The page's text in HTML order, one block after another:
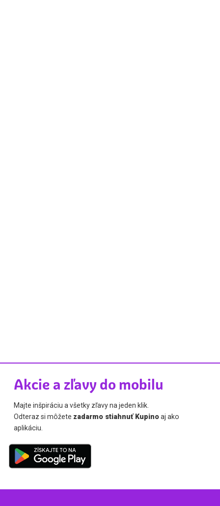
Akcie a zľavy do mobilu
Majte inšpiráciu a všetky zľavy na jeden klik.
Odteraz si môžete zadarmo stiahnuť Kupinoaj ako
aplikáciu.